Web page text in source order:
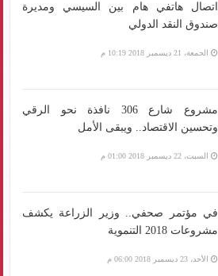
اتصال هاتفي هام بين السيسي ومديرة
صندوق النقد الدولي
الجمعة، 21 ديسمبر 2018 10:19 م
مشروع شارع 306 نافذة نحو الرقي
وتحسين الاقتصاد.. ويبقى الأمل
السبت، 22 ديسمبر 2018 01:00 م
في مؤتمر صحفي.. وزير الزراعة يكشف
مشروعات 2018 التنموية
الأحد، 23 ديسمبر 2018 06:00 م